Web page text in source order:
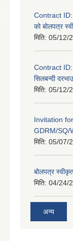
Contract
को बोलपत्र
मिति: 05/12/
Contract
सिलबन्दी
मिति: 05/12/
Invitation
GDRM/SQ/
मिति: 05/07/
बोलपत्र
मिति: 04/24/
अन्य